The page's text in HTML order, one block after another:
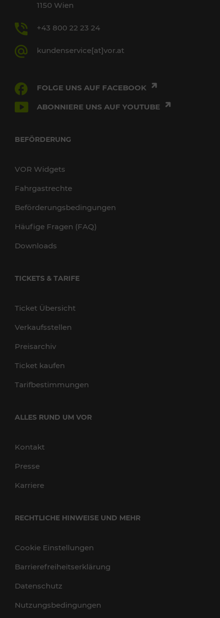
1150 Wien
+43 800 22 23 24
kundenservice[at]vor.at
FOLGE UNS AUF FACEBOOK
ABONNIERE UNS AUF YOUTUBE
BEFÖRDERUNG
VOR Widgets
Fahrgastrechte
Beförderungsbedingungen
Häufige Fragen (FAQ)
Downloads
TICKETS & TARIFE
Ticket Übersicht
Verkaufsstellen
Preisarchiv
Ticket kaufen
Tarifbestimmungen
ALLES RUND UM VOR
Kontakt
Presse
Karriere
RECHTLICHE HINWEISE UND MEHR
Cookie Einstellungen
Barrierefreiheitserklärung
Datenschutz
Nutzungsbedingungen